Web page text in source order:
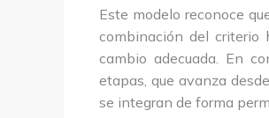
Este modelo reconoce
combinación del criterio
cambio adecuada. En
etapas, que avanza
se integran de forma